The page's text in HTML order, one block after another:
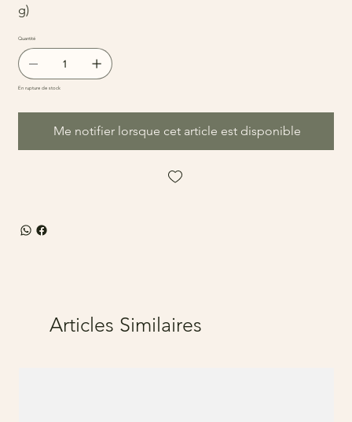
g)
Quantité
En rupture de stock
Me notifier lorsque cet article est disponible
Articles Similaires